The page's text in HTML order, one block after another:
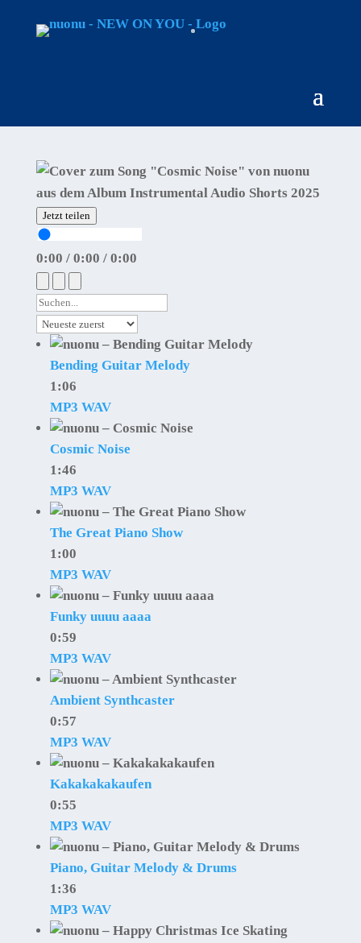
Jetzt teilen
0:00 / 0:00 / 0:00
Bending Guitar Melody
1:06
MP3 WAV
Cosmic Noise
1:46
MP3 WAV
The Great Piano Show
1:00
MP3 WAV
Funky uuuu aaaa
0:59
MP3 WAV
Ambient Synthcaster
0:57
MP3 WAV
Kakakakakaufen
0:55
MP3 WAV
Piano, Guitar Melody & Drums
1:36
MP3 WAV